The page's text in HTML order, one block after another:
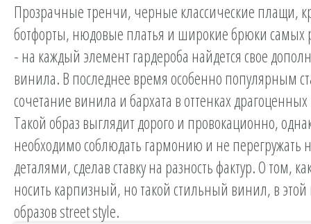
Прозрачные тренчи, черные классические плащи,
ботфорты, нюдовые платья и широкие брюки самых
- на каждый элемент гардероба найдется свое
винила. В последнее время особенно популярным
сочетание винила и бархата в оттенках
Такой образ выглядит дорого и провокационно,
необходимо соблюдать гармонию и не перегружать
деталями, сделав ставку на разность фактур. О том,
носить карпизный, но такой стильный винил, в этой
образов street style.